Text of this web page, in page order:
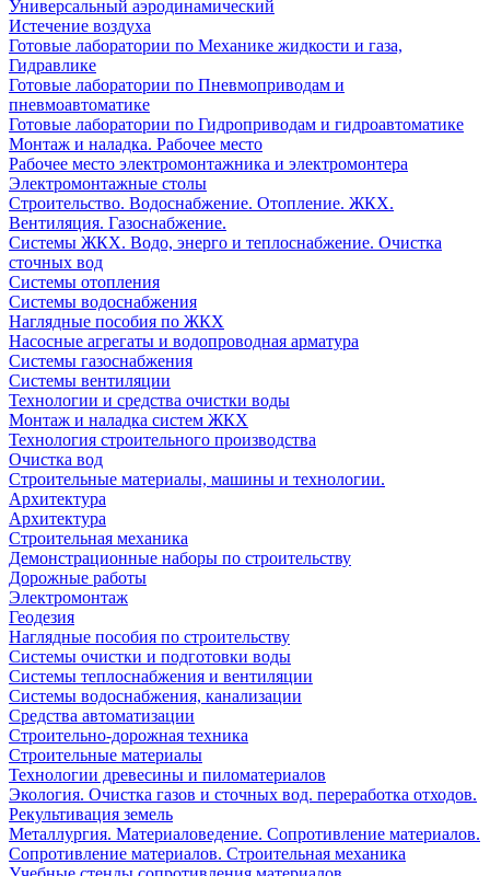
Универсальный аэродинамический
Истечение воздуха
Готовые лаборатории по Механике жидкости и газа,
Гидравлике
Готовые лаборатории по Пневмоприводам и
пневмоавтоматике
Готовые лаборатории по Гидроприводам и гидроавтоматике
Монтаж и наладка. Рабочее место
Рабочее место электромонтажника и электромонтера
Электромонтажные столы
Строительство. Водоснабжение. Отопление. ЖКХ.
Вентиляция. Газоснабжение.
Системы ЖКХ. Водо, энерго и теплоснабжение. Очистка
сточных вод
Системы отопления
Системы водоснабжения
Наглядные пособия по ЖКХ
Насосные агрегаты и водопроводная арматура
Системы газоснабжения
Системы вентиляции
Технологии и средства очистки воды
Монтаж и наладка систем ЖКХ
Технология строительного производства
Очистка вод
Строительные материалы, машины и технологии.
Архитектура
Архитектура
Cтроительная механика
Демонстрационные наборы по строительству
Дорожные работы
Электромонтаж
Геодезия
Наглядные пособия по строительству
Системы очистки и подготовки воды
Системы теплоснабжения и вентиляции
Системы водоснабжения, канализации
Средства автоматизации
Строительно-дорожная техника
Строительные материалы
Технологии древесины и пиломатериалов
Экология. Очистка газов и сточных вод. переработка отходов.
Рекультивация земель
Металлургия. Материаловедение. Сопротивление материалов.
Сопротивление материалов. Строительная механика